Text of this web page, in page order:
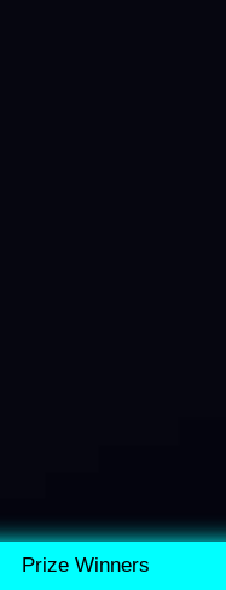
Prize Winners